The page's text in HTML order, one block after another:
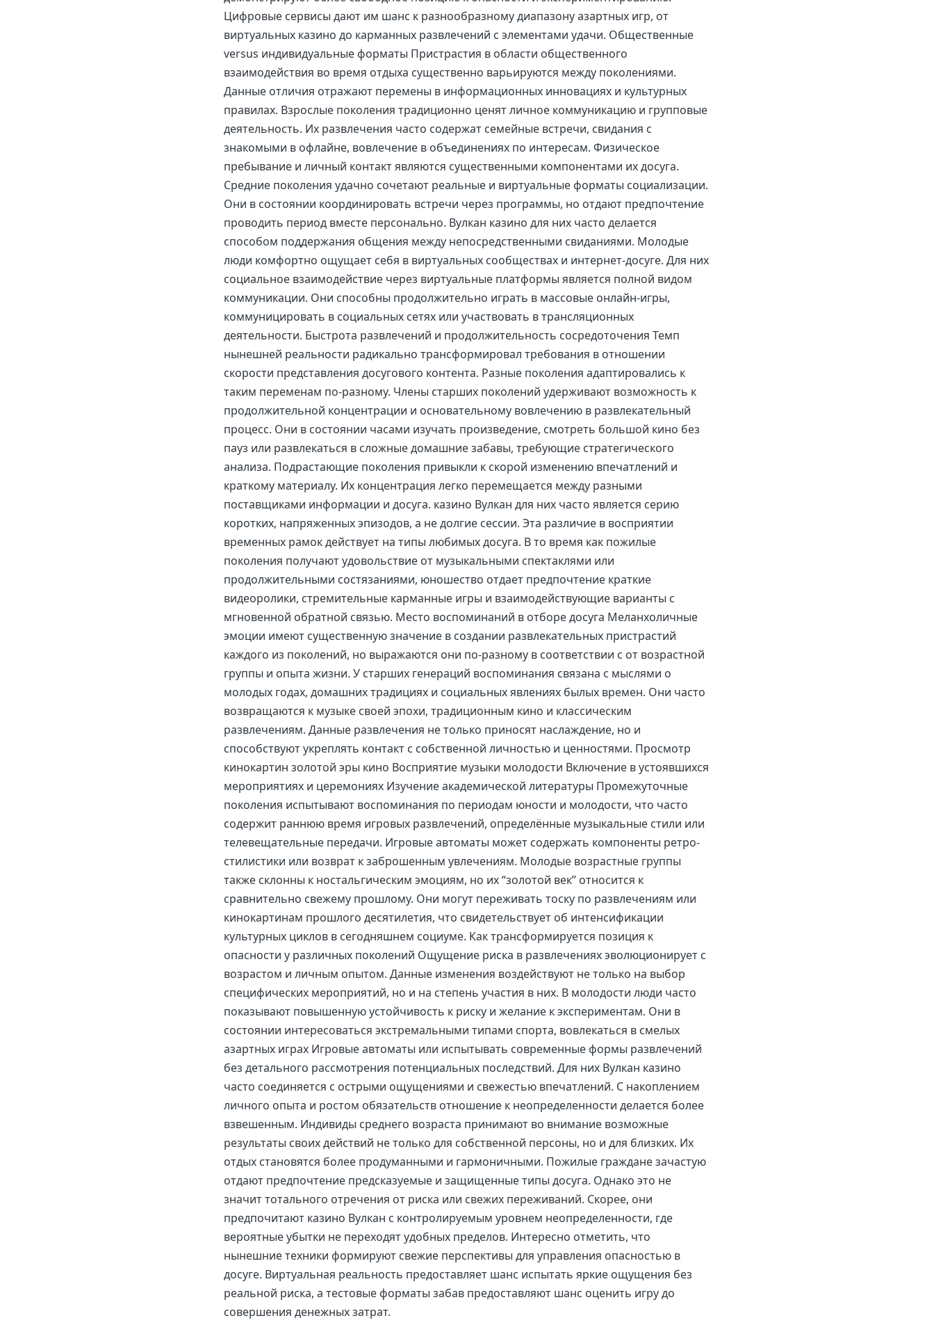
Цифровые сервисы дают им шанс к разнообразному диапазону азартных игр, от
виртуальных казино до карманных развлечений с элементами удачи. Общественные
versus индивидуальные форматы Пристрастия в области общественного
взаимодействия во время отдыха существенно варьируются между поколениями.
Данные отличия отражают перемены в информационных инновациях и культурных
правилах. Взрослые поколения традиционно ценят личное коммуникацию и групповые
деятельность. Их развлечения часто содержат семейные встречи, свидания с
знакомыми в офлайне, вовлечение в объединениях по интересам. Физическое
пребывание и личный контакт являются существенными компонентами их досуга.
Средние поколения удачно сочетают реальные и виртуальные форматы социализации.
Они в состоянии координировать встречи через программы, но отдают предпочтение
проводить период вместе персонально. Вулкан казино для них часто делается
способом поддержания общения между непосредственными свиданиями. Молодые
люди комфортно ощущает себя в виртуальных сообществах и интернет-досуге. Для них
социальное взаимодействие через виртуальные платформы является полной видом
коммуникации. Они способны продолжительно играть в массовые онлайн-игры,
коммуницировать в социальных сетях или участвовать в трансляционных
деятельности. Быстрота развлечений и продолжительность сосредоточения Темп
нынешней реальности радикально трансформировал требования в отношении
скорости представления досугового контента. Разные поколения адаптировались к
таким переменам по-разному. Члены старших поколений удерживают возможность к
продолжительной концентрации и основательному вовлечению в развлекательный
процесс. Они в состоянии часами изучать произведение, смотреть большой кино без
пауз или развлекаться в сложные домашние забавы, требующие стратегического
анализа. Подрастающие поколения привыкли к скорой изменению впечатлений и
краткому материалу. Их концентрация легко перемещается между разными
поставщиками информации и досуга. казино Вулкан для них часто является серию
коротких, напряженных эпизодов, а не долгие сессии. Эта различие в восприятии
временных рамок действует на типы любимых досуга. В то время как пожилые
поколения получают удовольствие от музыкальными спектаклями или
продолжительными состязаниями, юношество отдает предпочтение краткие
видеоролики, стремительные карманные игры и взаимодействующие варианты с
мгновенной обратной связью. Место воспоминаний в отборе досуга Меланхоличные
эмоции имеют существенную значение в создании развлекательных пристрастий
каждого из поколений, но выражаются они по-разному в соответствии с от возрастной
группы и опыта жизни. У старших генераций воспоминания связана с мыслями о
молодых годах, домашних традициях и социальных явлениях былых времен. Они часто
возвращаются к музыке своей эпохи, традиционным кино и классическим
развлечениям. Данные развлечения не только приносят наслаждение, но и
способствуют укреплять контакт с собственной личностью и ценностями. Просмотр
кинокартин золотой эры кино Восприятие музыки молодости Включение в устоявшихся
мероприятиях и церемониях Изучение академической литературы Промежуточные
поколения испытывают воспоминания по периодам юности и молодости, что часто
содержит раннюю время игровых развлечений, определённые музыкальные стили или
телевещательные передачи. Игровые автоматы может содержать компоненты ретро-
стилистики или возврат к заброшенным увлечениям. Молодые возрастные группы
также склонны к ностальгическим эмоциям, но их “золотой век” относится к
сравнительно свежему прошлому. Они могут переживать тоску по развлечениям или
кинокартинам прошлого десятилетия, что свидетельствует об интенсификации
культурных циклов в сегодняшнем социуме. Как трансформируется позиция к
опасности у различных поколений Ощущение риска в развлечениях эволюционирует с
возрастом и личным опытом. Данные изменения воздействуют не только на выбор
специфических мероприятий, но и на степень участия в них. В молодости люди часто
показывают повышенную устойчивость к риску и желание к экспериментам. Они в
состоянии интересоваться экстремальными типами спорта, вовлекаться в смелых
азартных играх Игровые автоматы или испытывать современные формы развлечений
без детального рассмотрения потенциальных последствий. Для них Вулкан казино
часто соединяется с острыми ощущениями и свежестью впечатлений. С накоплением
личного опыта и ростом обязательств отношение к неопределенности делается более
взвешенным. Индивиды среднего возраста принимают во внимание возможные
результаты своих действий не только для собственной персоны, но и для близких. Их
отдых становятся более продуманными и гармоничными. Пожилые граждане зачастую
отдают предпочтение предсказуемые и защищенные типы досуга. Однако это не
значит тотального отречения от риска или свежих переживаний. Скорее, они
предпочитают казино Вулкан с контролируемым уровнем неопределенности, где
вероятные убытки не переходят удобных пределов. Интересно отметить, что
нынешние техники формируют свежие перспективы для управления опасностью в
досуге. Виртуальная реальность предоставляет шанс испытать яркие ощущения без
реальной риска, а тестовые форматы забав предоставляют шанс оценить игру до
совершения денежных затрат.